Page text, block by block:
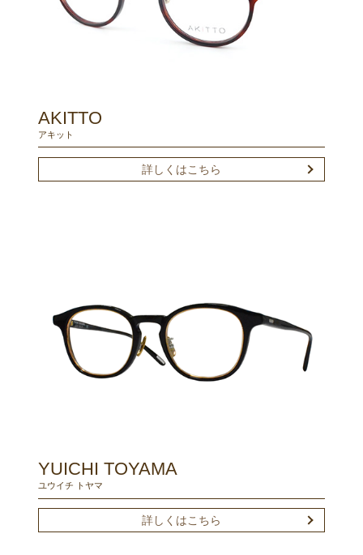
AKITTO
アキット
詳しくはこちら
YUICHI TOYAMA
ユウイチ トヤマ
詳しくはこちら